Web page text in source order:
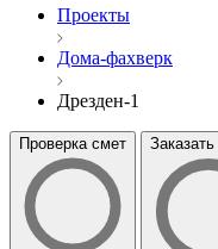
Проекты
Дома-фахверк
Дрезден-1
Проверка смет